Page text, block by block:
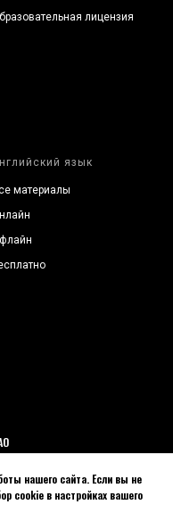
лицензия
язык
материалы
но
нашего сайта. Если вы не
cookie в настройках вашего